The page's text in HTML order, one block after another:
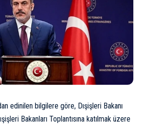
edinilen bilgilere göre, Dışişleri Bakanı
Bakanları Toplantısına katılmak üzere